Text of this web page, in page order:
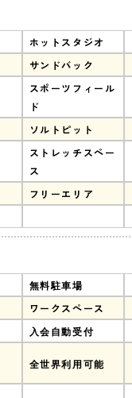
ホットスタジオ
サンドバック
スポーツフィール
ド
ソルトピット
ストレッチスペー
ス
フリーエリア
無料駐車場
ワークスペース
入会自動受付
全世界利用可能